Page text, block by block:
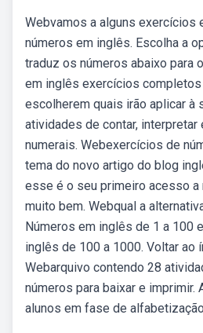
Webvamos a alguns exercícios
números em inglês. Escolha a
traduz os números abaixo para
em inglês exercícios
escolherem quais irão aplicar à
atividades de contar, interpretar
numerais. Webexercícios de
tema do novo artigo do blog
esse é o seu primeiro acesso a
muito bem. Webqual a
Números em inglês de 1 a 100
inglês de 100 a 1000. Voltar ao
Webarquivo contendo 28
números para baixar e imprimir.
alunos em fase de